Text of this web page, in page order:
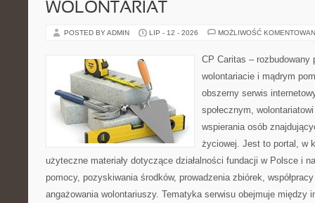
WOLONTARIAT
POSTED BY ADMIN LIP - 12 - 2026 MOŻLIWOŚĆ
CP Caritas – rozbudowany
wolontariacie i mądrym
obszerny serwis
społecznym,
wspierania osób
życiowej. Jest to portal, w
użyteczne materiały dotyczące działalności fundacji w Polsce i
pomocy, pozyskiwania środków, prowadzenia zbiórek,
angażowania wolontariuszy. Tematyka serwisu obejmuje między